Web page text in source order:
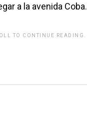
a la avenida Coba.
TO CONTINUE READING.